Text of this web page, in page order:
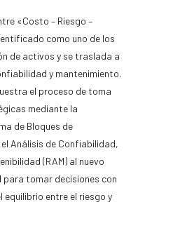
«Costo – Riesgo –
como uno de los
de activos y se traslada a
y mantenimiento.
el proceso de toma
mediante la
de Bloques de
Análisis de Confiabilidad,
(RAM) al nuevo
tomar decisiones con
equilibrio entre el riesgo y